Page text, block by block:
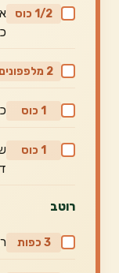
1/2 כוס
2 מלפפונים
1 כוס
1 כוס
רוטב
3 כפות